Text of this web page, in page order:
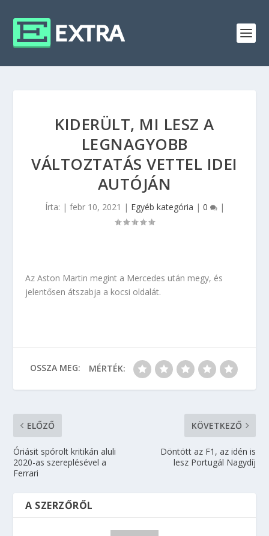
KIDERÜLT, MI LESZ A
LEGNAGYOBB
VÁLTOZTATÁS VETTEL IDEI
AUTÓJÁN
Írta: | febr 10, 2021 | Egyéb kategória | 0 |
Az Aston Martin megint a Mercedes után megy, és
jelentősen átszabja a kocsi oldalát.
OSSZA MEG: MÉRTÉK:
ELŐZŐ
Óriásit spórolt kritikán aluli
2020-as szereplésével a
Ferrari
KÖVETKEZŐ
Döntött az F1, az idén is
lesz Portugál Nagydíj
A SZERZŐRŐL